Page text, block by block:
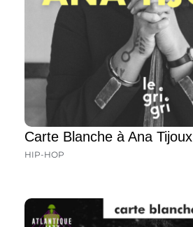
Carte Blanche à Ana Tijoux
HIP-HOP